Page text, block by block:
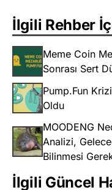
İlgili Rehber
Meme Coin
Sonrası Sert
Pump.Fun
Oldu
MOODENG
Analizi,
Bilinmesi
İlgili Güncel